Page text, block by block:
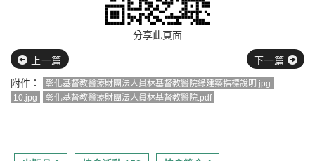
分享此頁面
上一篇
下一篇
附件：
彰化基督教醫療財團法人員林基督教醫院綠建築指標說明.jpg
10.jpg
彰化基督教醫療財團法人員林基督教醫院.pdf